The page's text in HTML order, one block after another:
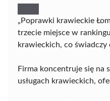
„Poprawki krawieckie
trzecie miejsce w
krawieckich, co
Firma koncentruje się na
usługach krawieckich,